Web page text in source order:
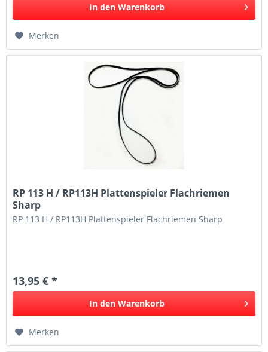
In den Warenkorb
Merken
RP 113 H / RP113H Plattenspieler Flachriemen
Sharp
RP 113 H / RP113H Plattenspieler Flachriemen Sharp
13,95 € *
In den Warenkorb
Merken